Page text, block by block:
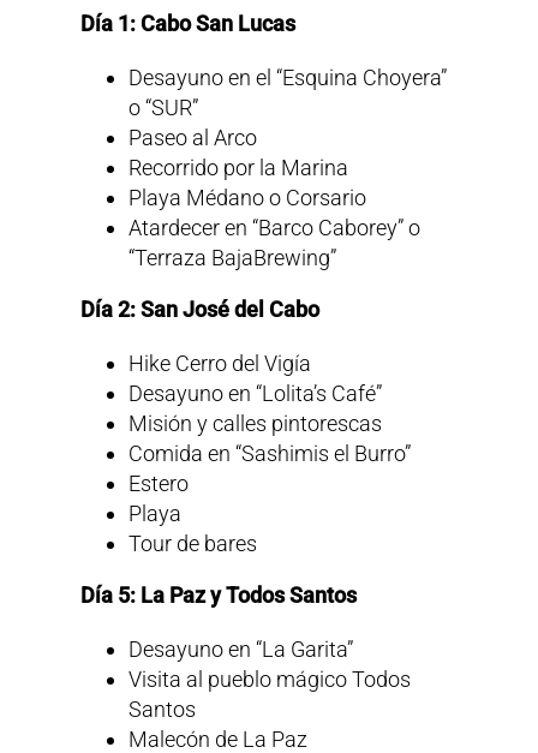
Día 1: Cabo San Lucas
Desayuno en el “Esquina Choyera”
o “SUR”
Paseo al Arco
Recorrido por la Marina
Playa Médano o Corsario
Atardecer en “Barco Caborey” o
“Terraza BajaBrewing”
Día 2: San José del Cabo
Hike Cerro del Vigía
Desayuno en “Lolita’s Café”
Misión y calles pintorescas
Comida en “Sashimis el Burro”
Estero
Playa
Tour de bares
Día 5: La Paz y Todos Santos
Desayuno en “La Garita”
Visita al pueblo mágico Todos
Santos
Malecón de La Paz